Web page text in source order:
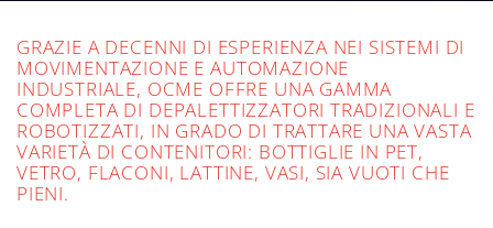
GRAZIE A DECENNI DI ESPERIENZA NEI SISTEMI DI
MOVIMENTAZIONE E AUTOMAZIONE
INDUSTRIALE, OCME OFFRE UNA GAMMA
COMPLETA DI DEPALETTIZZATORI TRADIZIONALI E
ROBOTIZZATI, IN GRADO DI TRATTARE UNA VASTA
VARIETÀ DI CONTENITORI: BOTTIGLIE IN PET,
VETRO, FLACONI, LATTINE, VASI, SIA VUOTI CHE
PIENI.